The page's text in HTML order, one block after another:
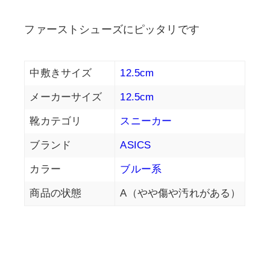
ファーストシューズにピッタリです
中敷きサイズ 12.5cm
メーカーサイズ 12.5cm
靴カテゴリ スニーカー
ブランド ASICS
カラー ブルー系
商品の状態 A（やや傷や汚れがある）